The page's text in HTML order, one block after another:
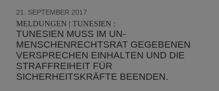
21. SEPTEMBER 2017
MELDUNGEN | TUNESIEN :
TUNESIEN MUSS IM UN-
MENSCHENRECHTSRAT GEGEBENEN
VERSPRECHEN EINHALTEN UND DIE
STRAFFREIHEIT FÜR
SICHERHEITSKRÄFTE BEENDEN.